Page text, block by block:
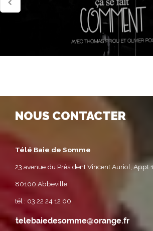
NOUS CONTACTER
Télé Baie de Somme
23 avenue du Président Vincent Auriol, Appt 1
80100 Abbeville
tél : 03 22 24 12 00